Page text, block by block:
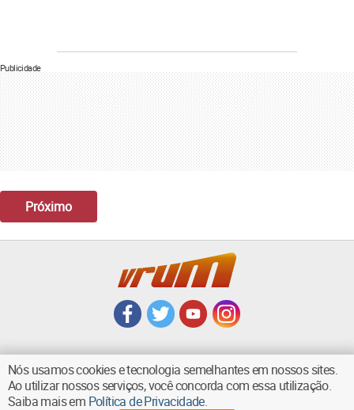
Publicidade
Próximo
VOLTAR AO TOPO
Nós usamos cookies e tecnologia semelhantes em nossos sites.
Ao utilizar nossos serviços, você concorda com essa utilização.
Saiba mais em Política de Privacidade.